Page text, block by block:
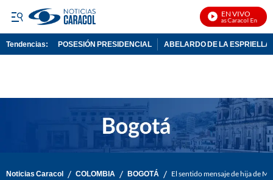
EN VIVO
Noticias Caracol En Vivo
Tendencias: POSESIÓN PRESIDENCIAL ABELARDO DE LA ESPRIELLA
Noticias Caracol / COLOMBIA / BOGOTÁ / El sentido mensaje de hija de